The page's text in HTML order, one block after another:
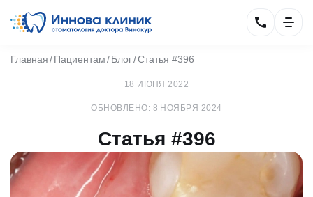
Главная Пациентам Блог Статья #396
18 ИЮНЯ 2022
ОБНОВЛЕНО: 8 НОЯБРЯ 2024
Статья #396